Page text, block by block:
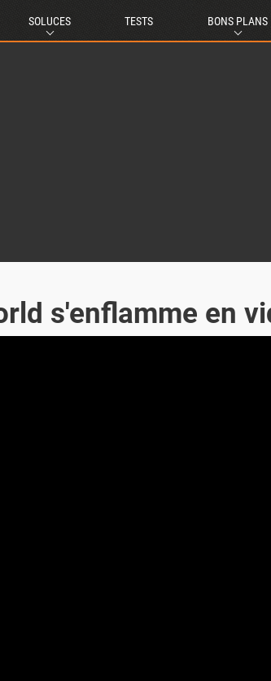
SOLUCES TESTS BONS PLANS
s'enflamme en